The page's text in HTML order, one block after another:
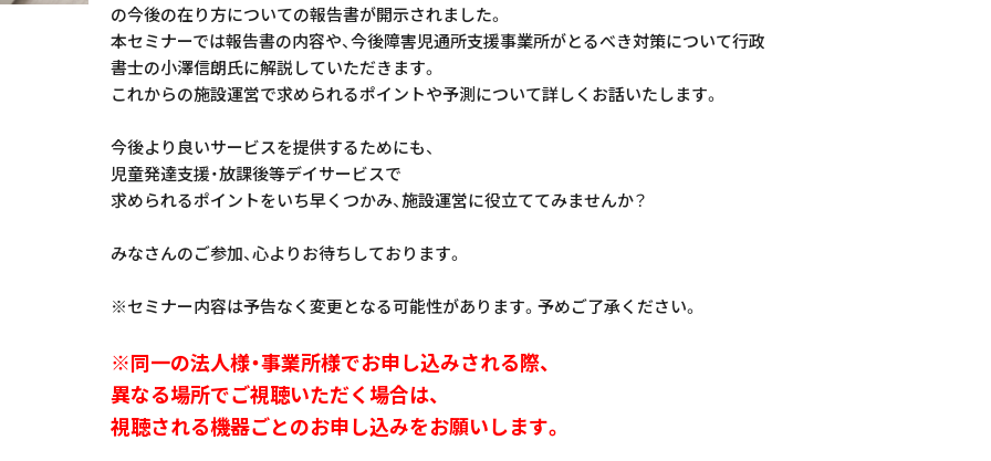
の今後の在り方についての報告書が開示されました。
本セミナーでは報告書の内容や、今後障害児通所支援事業所がとるべき対策について行政
書士の小澤信朗氏に解説していただきます。
これからの施設運営で求められるポイントや予測について詳しくお話いたします。
今後より良いサービスを提供するためにも、
児童発達支援・放課後等デイサービスで
求められるポイントをいち早くつかみ、施設運営に役立ててみませんか？
みなさんのご参加、心よりお待ちしております。
※セミナー内容は予告なく変更となる可能性があります。予めご了承ください。
※同一の法人様・事業所様でお申し込みされる際、
異なる場所でご視聴いただく場合は、
視聴される機器ごとのお申し込みをお願いします。